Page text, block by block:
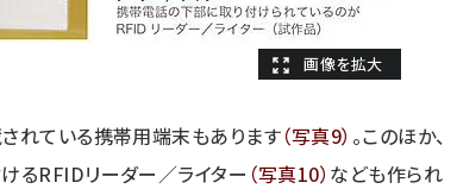
れている携帯用端末もあります（写真9） 。このほか、
るRFIDリーダー／ライター （写真10） なども作られ